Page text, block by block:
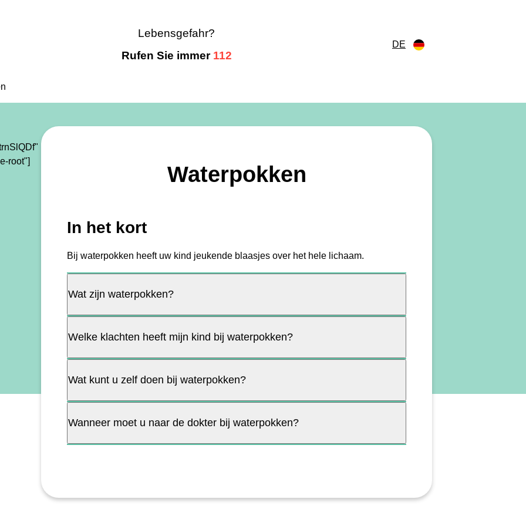
Lebensgefahr?
Rufen Sie immer 112
DE
Waterpokken
In het kort
Bij waterpokken heeft uw kind jeukende blaasjes over het hele lichaam.
Wat zijn waterpokken?
Welke klachten heeft mijn kind bij waterpokken?
Wat kunt u zelf doen bij waterpokken?
Wanneer moet u naar de dokter bij waterpokken?
root"]